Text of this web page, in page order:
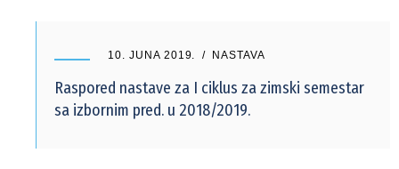
10. JUNA 2019. NASTAVA
Raspored nastave za I ciklus za zimski semestar
sa izbornim pred. u 2018/2019.